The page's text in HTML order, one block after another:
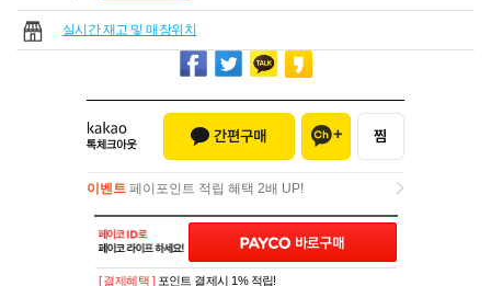
실시간 재고 및 매장위치
이벤트 페이포인트 적립 혜택 2배 UP!
이벤트페이포인트 적립 혜택 2배 UP!
[ 결제혜택 ] 포인트 결제시 1% 적립!